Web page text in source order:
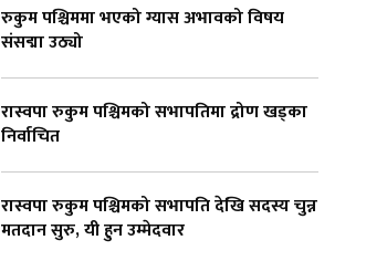
रुकुम पश्चिममा भएको ग्यास अभावको विषय
संसद्मा उठ्यो
रास्वपा रुकुम पश्चिमको सभापतिमा द्रोण खड्का
निर्वाचित
रास्वपा रुकुम पश्चिमको सभापति देखि सदस्य चुन्न
मतदान सुरु, यी हुन उम्मेदवार